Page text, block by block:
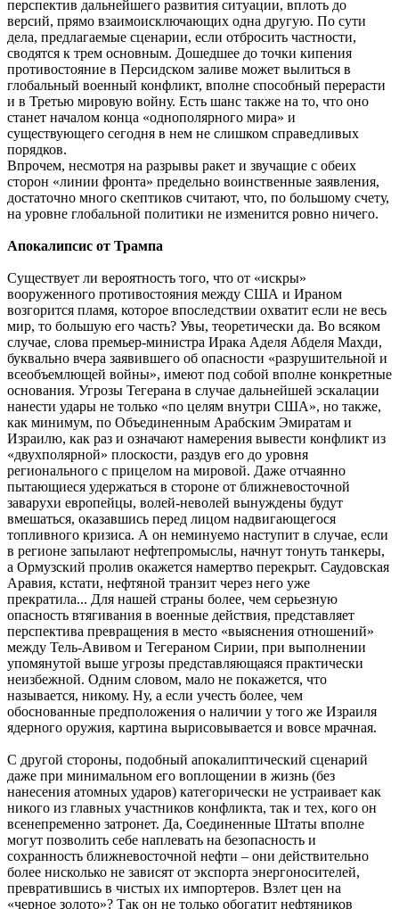
перспектив дальнейшего развития ситуации, вплоть до
версий, прямо взаимоисключающих одна другую. По сути
дела, предлагаемые сценарии, если отбросить частности,
сводятся к трем основным. Дошедшее до точки кипения
противостояние в Персидском заливе может вылиться в
глобальный военный конфликт, вполне способный перерасти
и в Третью мировую войну. Есть шанс также на то, что оно
станет началом конца «однополярного мира» и
существующего сегодня в нем не слишком справедливых
порядков.
Впрочем, несмотря на разрывы ракет и звучащие с обеих
сторон «линии фронта» предельно воинственные заявления,
достаточно много скептиков считают, что, по большому счету,
на уровне глобальной политики не изменится ровно ничего.
Апокалипсис от Трампа
Существует ли вероятность того, что от «искры»
вооруженного противостояния между США и Ираном
возгорится пламя, которое впоследствии охватит если не весь
мир, то большую его часть? Увы, теоретически да. Во всяком
случае, слова премьер-министра Ирака Аделя Абделя Махди,
буквально вчера заявившего об опасности «разрушительной и
всеобъемлющей войны», имеют под собой вполне конкретные
основания. Угрозы Тегерана в случае дальнейшей эскалации
нанести удары не только «по целям внутри США», но также,
как минимум, по Объединенным Арабским Эмиратам и
Израилю, как раз и означают намерения вывести конфликт из
«двухполярной» плоскости, раздув его до уровня
регионального с прицелом на мировой. Даже отчаянно
пытающиеся удержаться в стороне от ближневосточной
заварухи европейцы, волей-неволей вынуждены будут
вмешаться, оказавшись перед лицом надвигающегося
топливного кризиса. А он неминуемо наступит в случае, если
в регионе запылают нефтепромыслы, начнут тонуть танкеры,
а Ормузский пролив окажется намертво перекрыт. Саудовская
Аравия, кстати, нефтяной транзит через него уже
прекратила... Для нашей страны более, чем серьезную
опасность втягивания в военные действия, представляет
перспектива превращения в место «выяснения отношений»
между Тель-Авивом и Тегераном Сирии, при выполнении
упомянутой выше угрозы представляющаяся практически
неизбежной. Одним словом, мало не покажется, что
называется, никому. Ну, а если учесть более, чем
обоснованные предположения о наличии у того же Израиля
ядерного оружия, картина вырисовывается и вовсе мрачная.
С другой стороны, подобный апокалиптический сценарий
даже при минимальном его воплощении в жизнь (без
нанесения атомных ударов) категорически не устраивает как
никого из главных участников конфликта, так и тех, кого он
всенепременно затронет. Да, Соединенные Штаты вполне
могут позволить себе наплевать на безопасность и
сохранность ближневосточной нефти – они действительно
более нисколько не зависят от экспорта энергоносителей,
превратившись в чистых их импортеров. Взлет цен на
«черное золото»? Так он не только обогатит нефтяников